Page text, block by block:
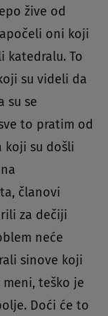
žive od
oni koji
katedralu. To
su videli da
su se
to pratim od
koji su došli
članovi
za dečiji
neće
sinove koji
teško je
Doći će to